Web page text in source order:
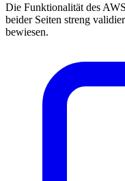
Die Funktionalität des
beider Seiten streng
bewiesen.